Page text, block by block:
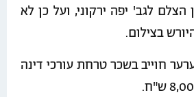
הצלם לגב' יפה ירקוני, ועל כן לא
בצילום.
חוייב בשכר טרחת עורכי דינה